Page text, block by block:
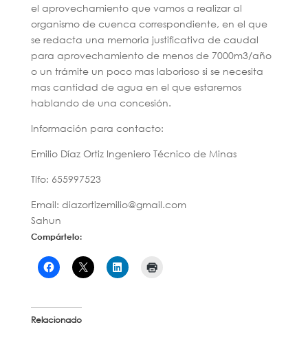
el aprovechamiento que vamos a realizar al
organismo de cuenca correspondiente, en el que
se redacta una memoria justificativa de caudal
para aprovechamiento de menos de 7000m3/año
o un trámite un poco mas laborioso si se necesita
mas cantidad de agua en el que estaremos
hablando de una concesión.
Información para contacto:
Emilio Díaz Ortiz Ingeniero Técnico de Minas
Tlfo: 655997523
Email: diazortizemilio@gmail.com
Sahun
Compártelo:
Relacionado